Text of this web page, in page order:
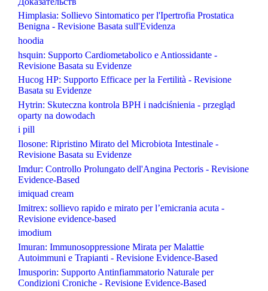
Himplasia: Sollievo Sintomatico per l'Ipertrofia Prostatica
Benigna - Revisione Basata sull'Evidenza
hoodia
hsquin: Supporto Cardiometabolico e Antiossidante -
Revisione Basata su Evidenze
Hucog HP: Supporto Efficace per la Fertilità - Revisione
Basata su Evidenze
Hytrin: Skuteczna kontrola BPH i nadciśnienia - przegląd
oparty na dowodach
i pill
Ilosone: Ripristino Mirato del Microbiota Intestinale -
Revisione Basata su Evidenze
Imdur: Controllo Prolungato dell'Angina Pectoris - Revisione
Evidence-Based
imiquad cream
Imitrex: sollievo rapido e mirato per l’emicrania acuta -
Revisione evidence-based
imodium
Imuran: Immunosoppressione Mirata per Malattie
Autoimmuni e Trapianti - Revisione Evidence-Based
Imusporin: Supporto Antinfiammatorio Naturale per
Condizioni Croniche - Revisione Evidence-Based